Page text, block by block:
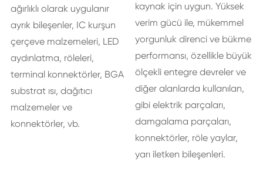
ağırlıklı olarak uygulanır
ayrık bileşenler, IC kurşun
çerçeve malzemeleri, LED
aydınlatma, röleleri,
terminal konnektörler, BGA
substrat ısı, dağıtıcı
malzemeler ve
konnektörler, vb.
kaynak için uygun. Yüksek
verim gücü ile, mükemmel
yorgunluk direnci ve bükme
performansı, özellikle büyük
ölçekli entegre devreler ve
diğer alanlarda kullanılan,
gibi elektrik parçaları,
damgalama parçaları,
konnektörler, röle yaylar,
yarı iletken bileşenleri.